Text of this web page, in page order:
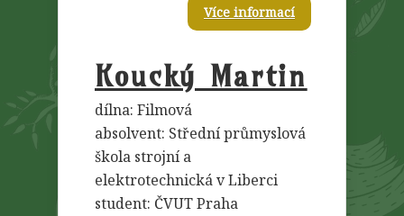
Více informací
Koucký Martin
dílna: Filmová
absolvent: Střední průmyslová
škola strojní a
elektrotechnická v Liberci
student: ČVUT Praha